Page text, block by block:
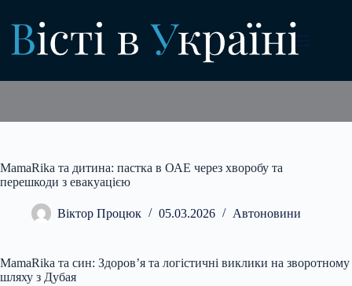
вмісту
MamaRika та дитина: пастка в ОАЕ через хворобу та
перешкоди з евакуацією
Віктор Процюк 05.03.2026 Автоновини
MamaRika та син: Здоров’я та логістичні виклики на зворотному
шляху з Дубая